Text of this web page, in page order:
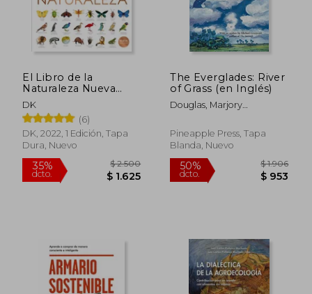
El Libro de la
Naturaleza Nueva
Edición: Enciclopedia
del Mundo Natural en
Imágenes
DK
(6)
DK, 2022, 1 Edición, Tapa
Dura, Nuevo
The Everglades: River
of Grass (en Inglés)
Douglas, Marjory
Pineapple Press, Tapa
Blanda, Nuevo